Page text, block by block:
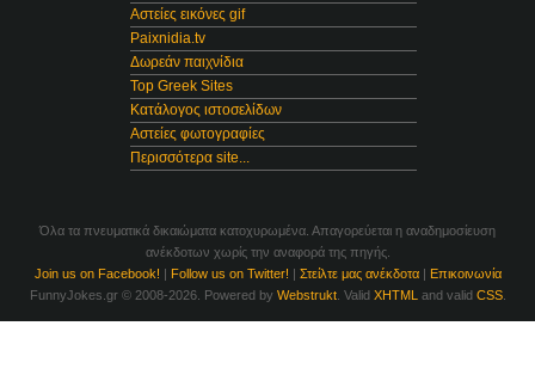
Αστείες εικόνες gif
Paixnidia.tv
Δωρεάν παιχνίδια
Top Greek Sites
Κατάλογος ιστοσελίδων
Αστείες φωτογραφίες
Περισσότερα site...
Όλα τα πνευματικά δικαιώματα κατοχυρωμένα. Απαγορεύεται η αναδημοσίευση
ανέκδοτων χωρίς την αναφορά της πηγής.
Join us on Facebook! | Follow us on Twitter! | Στείλτε μας ανέκδοτα| Επικοινωνία
FunnyJokes.gr © 2008-2026. Powered by Webstrukt. Valid XHTML and valid CSS.